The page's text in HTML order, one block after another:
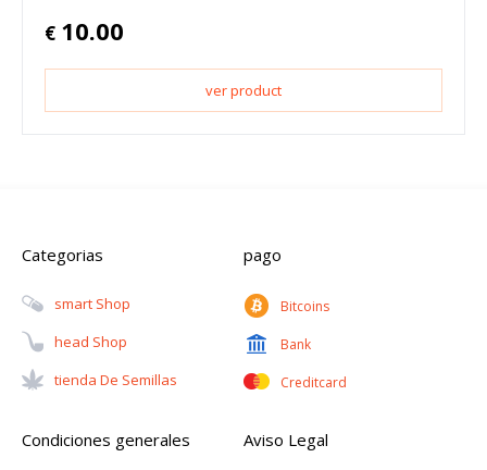
€ 10.00
ver product
Categorias
Smart Shop
Head Shop
Tienda De Semillas
pago
Bitcoins
Bank
Creditcard
Condiciones generales Aviso Legal